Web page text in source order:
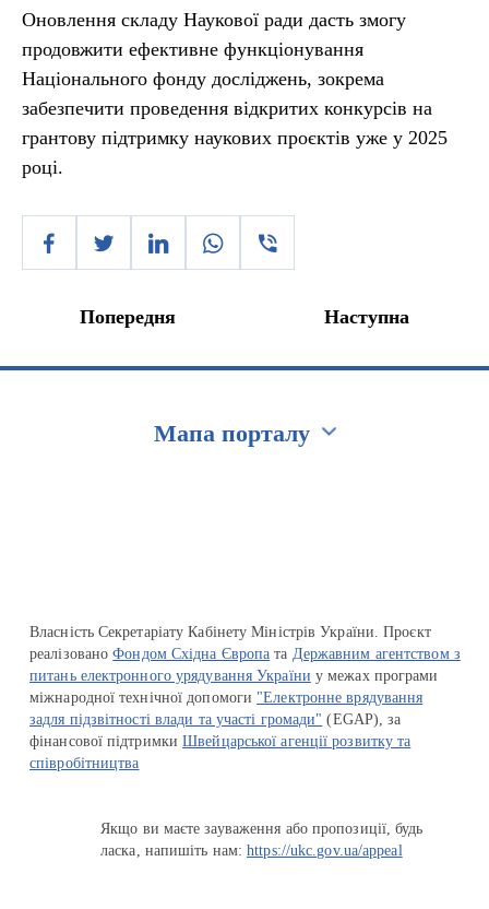
Оновлення складу Наукової ради дасть змогу
продовжити ефективне функціонування
Національного фонду досліджень, зокрема
забезпечити проведення відкритих конкурсів на
грантову підтримку наукових проєктів уже у 2025
році.
Попередня Наступна
Мапа порталу
Власність Секретаріату Кабінету Міністрів України. Проєкт
реалізованоФондом Східна Європа та Державним агентством з
питань електронного урядування України у межах програми
міжнародної технічної допомоги "Електронне врядування
задля підзвітності влади та участі громади" (EGAP), за
фінансової підтримкиШвейцарської агенції розвитку та
співробітництва
Якщо ви маєте зауваження або пропозиції, будь
ласка, напишіть нам:https://ukc.gov.ua/appeal